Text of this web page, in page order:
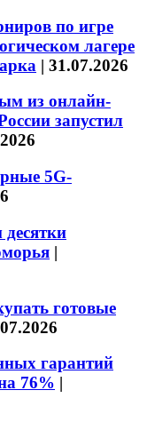
по игре
лагере
| 31.07.2026
из онлайн-
запустил
5G-
|
готовые
гарантий
76% |